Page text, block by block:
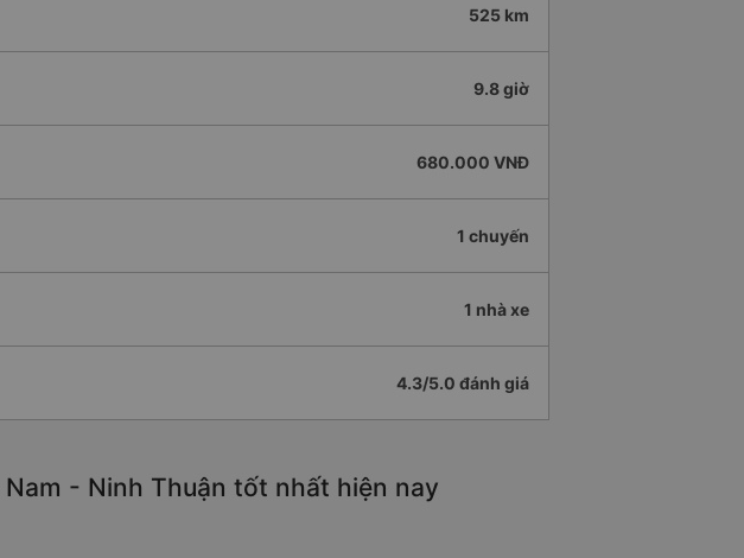
525 km
9.8 giờ
680.000 VNĐ
1 chuyến
1 nhà xe
4.3/5.0 đánh giá
- Ninh Thuận tốt nhất hiện nay